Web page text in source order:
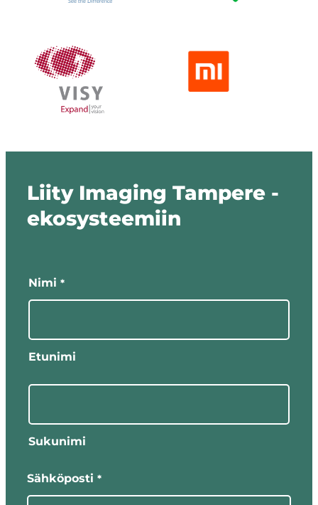
Liity Imaging Tampere -
ekosysteemiin
näyttää
pakolliset
Nimi *
Etunimi
Sukunimi
Sähköposti *